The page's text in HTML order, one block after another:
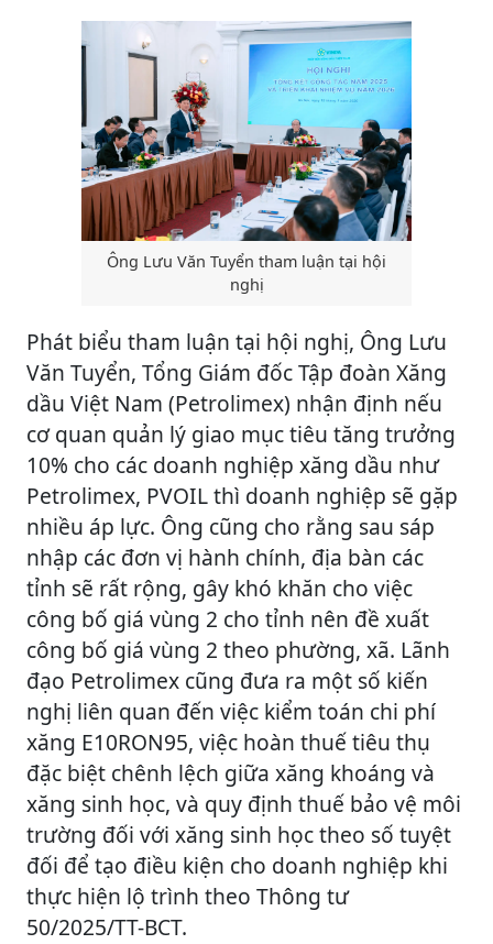
Ông Lưu Văn Tuyển tham luận tại hội
nghị
Phát biểu tham luận tại hội nghị, Ông Lưu
Văn Tuyển, Tổng Giám đốc Tập đoàn Xăng
dầu Việt Nam (Petrolimex) nhận định nếu
cơ quan quản lý giao mục tiêu tăng trưởng
10% cho các doanh nghiệp xăng dầu như
Petrolimex, PVOIL thì doanh nghiệp sẽ gặp
nhiều áp lực. Ông cũng cho rằng sau sáp
nhập các đơn vị hành chính, địa bàn các
tỉnh sẽ rất rộng, gây khó khăn cho việc
công bố giá vùng 2 cho tỉnh nên đề xuất
công bố giá vùng 2 theo phường, xã. Lãnh
đạo Petrolimex cũng đưa ra một số kiến
nghị liên quan đến việc kiểm toán chi phí
xăng E10RON95, việc hoàn thuế tiêu thụ
đặc biệt chênh lệch giữa xăng khoáng và
xăng sinh học, và quy định thuế bảo vệ môi
trường đối với xăng sinh học theo số tuyệt
đối để tạo điều kiện cho doanh nghiệp khi
thực hiện lộ trình theo Thông tư
50/2025/TT-BCT.